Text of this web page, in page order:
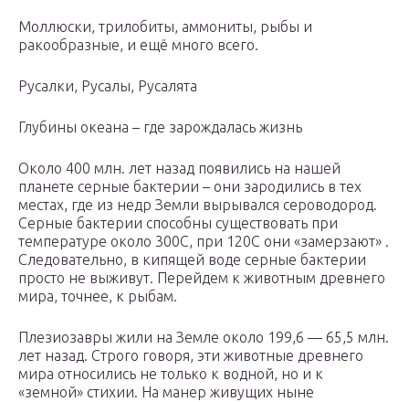
Моллюски, трилобиты, аммониты, рыбы и
ракообразные, и ещё много всего.
Русалки, Русалы, Русалята
Глубины океана – где зарождалась жизнь
Около 400 млн. лет назад появились на нашей
планете серные бактерии – они зародились в тех
местах, где из недр Земли вырывался сероводород.
Серные бактерии способны существовать при
температуре около 300С, при 120С они «замерзают» .
Следовательно, в кипящей воде серные бактерии
просто не выживут. Перейдем к животным древнего
мира, точнее, к рыбам.
Плезиозавры жили на Земле около 199,6 — 65,5 млн.
лет назад. Строго говоря, эти животные древнего
мира относились не только к водной, но и к
«земной» стихии. На манер живущих ныне